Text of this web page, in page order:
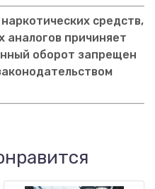
средств,
аналогов причиняет
оборот запрещен